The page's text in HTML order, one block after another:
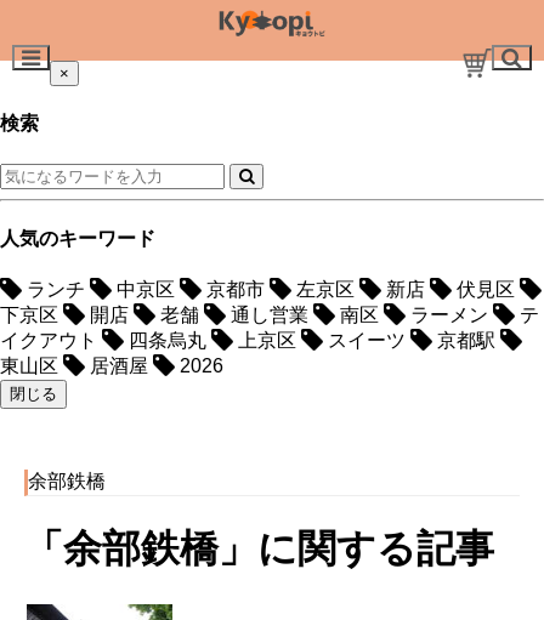
×
検索
人気のキーワード
ランチ 中京区 京都市 左京区 新店
伏見区
下京区
開店 老舗 通し営業 南区 ラーメン
テ
イクアウト
四条烏丸 上京区 スイーツ
京都駅
東山区
居酒屋 2026
閉じる
余部鉄橋
「余部鉄橋」に関する記事